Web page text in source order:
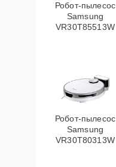
Робот-пылесос
Samsung
VR30T85513W
Робот-пылесос
Samsung
VR30T80313W